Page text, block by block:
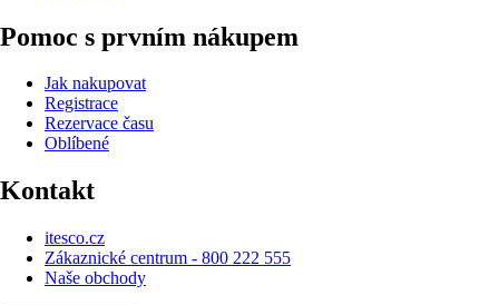
Pomoc s prvním nákupem
Jak nakupovat
Registrace
Rezervace času
Oblíbené
Kontakt
itesco.cz
Zákaznické centrum - 800 222 555
Naše obchody